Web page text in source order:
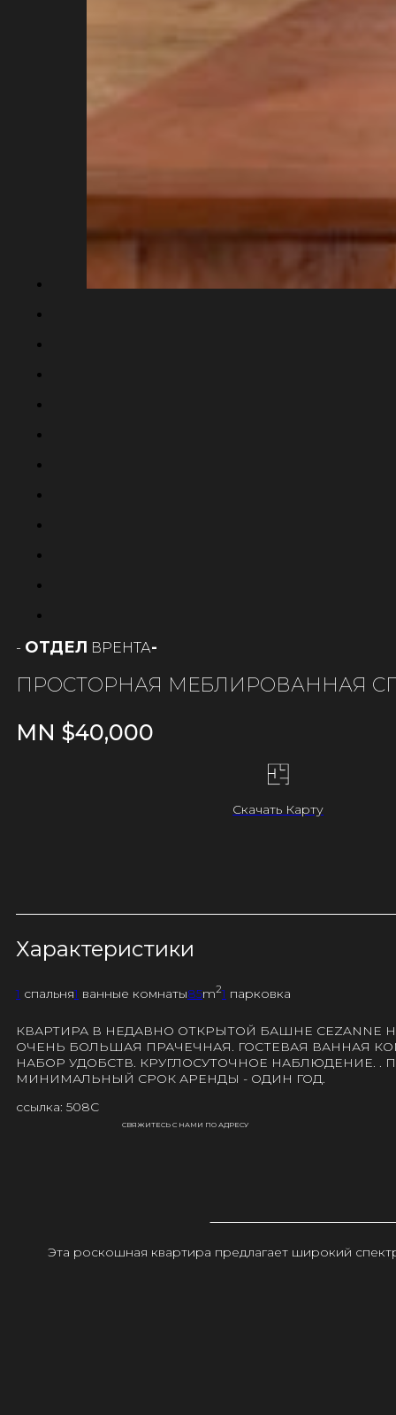
- ОТДЕЛ ВРЕНТА-
ПРОСТОРНАЯ МЕБЛИРОВАННАЯ
MN $40,000
Скачать Карту
Характеристики
1 спальня1 ванные комнаты85m21 парковка
КВАРТИРА В НЕДАВНО ОТКРЫТОЙ БАШНЕ
ОЧЕНЬ БОЛЬШАЯ ПРАЧЕЧНАЯ. ГОСТЕВАЯ ВАННАЯ
НАБОР УДОБСТВ. КРУГЛОСУТОЧНОЕ НАБЛЮДЕНИЕ.
МИНИМАЛЬНЫЙ СРОК АРЕНДЫ - ОДИН ГОД.
ссылка: 508C
СВЯЖИТЕСЬ С НАМИ ПО АДРЕСУ
Эта роскошная квартира предлагает широкий